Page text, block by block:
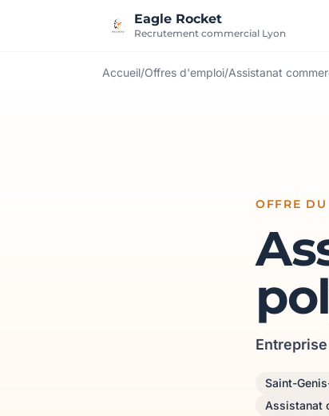
Eagle Rocket
Recrutement commercial Lyon
Accueil/Offres d'emploi/Assistanat
OFFRE
Saint-
Assistanat